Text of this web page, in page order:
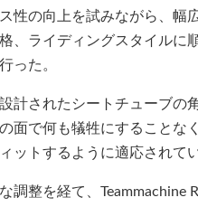
性の向上を試みながら、幅
、ライディングスタイルに
った。
計されたシートチューブの
面で何も犠牲にすることな
ットするように適応されてい
調整を経て、Teammachine